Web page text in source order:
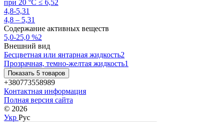
при 20 °С ≤ 6,52
4,8-5,31
4,8 – 5,31
Содержание активных веществ
5,0-25,0 %2
Внешний вид
Бесцветная или янтарная жидкость2
Прозрачная, темно-желтая жидкость1
Показать 5 товаров
+380773558989
Контактная информация
Полная версия сайта
© 2026
Укр Рус